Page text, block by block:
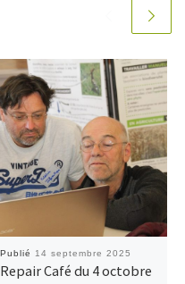
Publié 14 septembre 2025
Repair Café du 4 octobre